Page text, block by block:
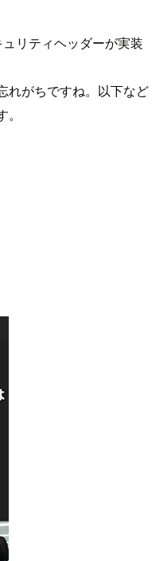
リティヘッダーが実装
れがちですね。以下など